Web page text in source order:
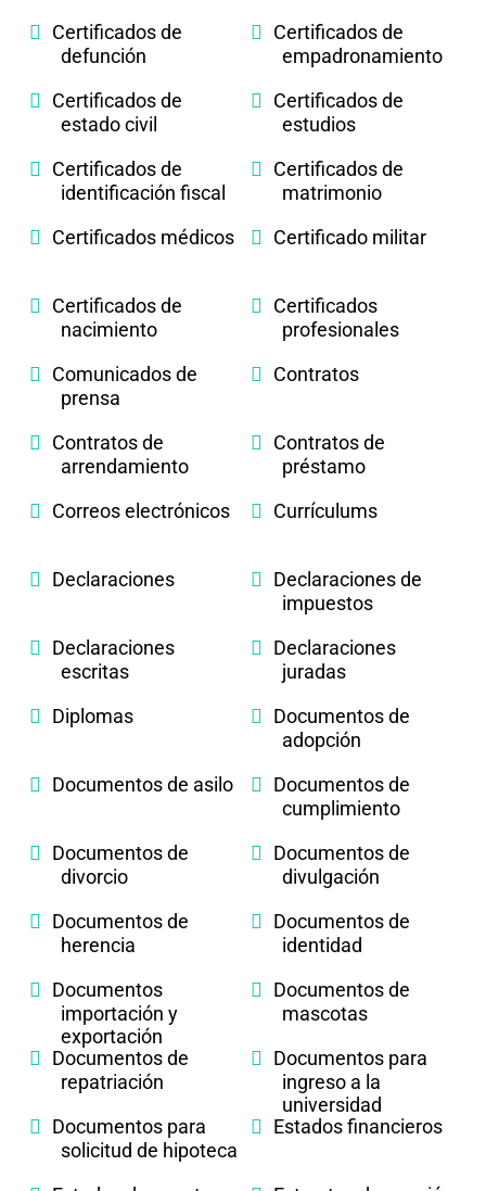
Certificados de
defunción
Certificados de
empadronamiento
Certificados de
estado civil
Certificados de
estudios
Certificados de
identificación fiscal
Certificados de
matrimonio
Certificados médicos
Certificado militar
Certificados de
nacimiento
Certificados
profesionales
Comunicados de
prensa
Contratos
Contratos de
arrendamiento
Contratos de
préstamo
Correos electrónicos
Currículums
Declaraciones
Declaraciones de
impuestos
Declaraciones
escritas
Declaraciones
juradas
Diplomas
Documentos de
adopción
Documentos de asilo
Documentos de
cumplimiento
Documentos de
divorcio
Documentos de
divulgación
Documentos de
herencia
Documentos de
identidad
Documentos
importación y
exportación
Documentos de
mascotas
Documentos de
repatriación
Documentos para
ingreso a la
universidad
Documentos para
solicitud de hipoteca
Estados financieros